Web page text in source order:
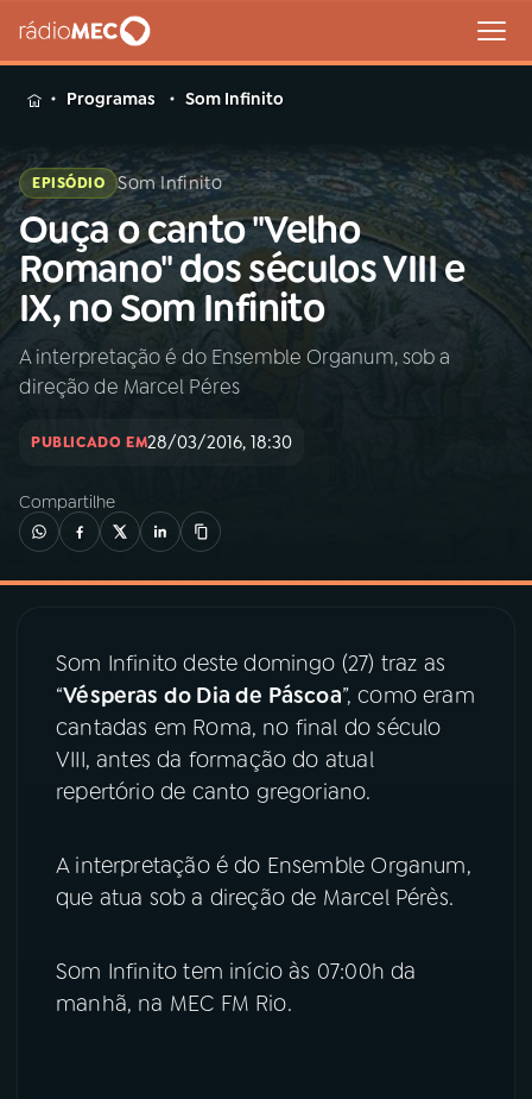
MENU
Buscar
na
Rádio
MEC
Buscar
Início AO VIVO
INÍCIO
02A RÁDIO
03PROGRAMAÇÃO
04PROGRAMAS
PODCASTS
07ÚLTIMAS
08 PRÊMIO RÁDIO MEC
Programas Som Infinito
EPISÓDIO Som Infinito
Ouça o canto "Velho
Romano" dos séculos VIII e
IX, no Som Infinito
A interpretação é do Ensemble Organum, sob a
direção de Marcel Péres
PUBLICADO EM28/03/2016, 18:30
Compartilhe
Som Infinito deste domingo (27) traz as
“Vésperas do Dia de Páscoa”, como eram
cantadas em Roma, no final do século
VIII, antes da formação do atual
repertório de canto gregoriano.
A interpretação é do Ensemble Organum,
que atua sob a direção de Marcel Pérès.
Som Infinito tem início às 07:00h da
manhã, na MEC FM Rio.